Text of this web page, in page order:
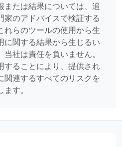
または結果については、追
家のアドバイスで検証する
れらのツールの使用から生
に関する結果から生じるい
社は責任を負いません。
することにより、提供され
関連するすべてのリスクを
す。